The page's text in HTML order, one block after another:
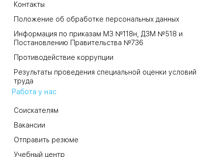
Контакты
Положение об обработке персональных данных
Информация по приказам МЗ №118н, ДЗМ №518 и
Постановлению Правительства №736
Противодействие коррупции
Результаты проведения специальной оценки условий
труда
Работа у нас
Соискателям
Вакансии
Отправить резюме
Учебный центр